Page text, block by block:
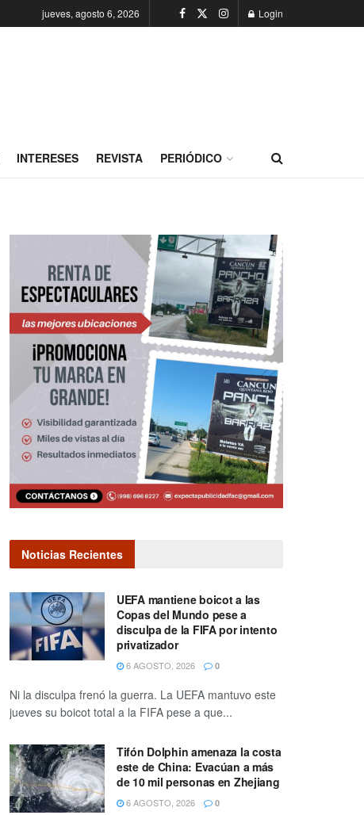
jueves, agosto 6, 2026 Login
INTERESES REVISTA PERIÓDICO
Noticias Recientes
UEFA mantiene boicot a las
Copas del Mundo pese a
disculpa de la FIFA por intento
privatizador
6 AGOSTO, 2026 0
Ni la disculpa frenó la guerra. La UEFA mantuvo este
jueves su boicot total a la FIFA pese a que...
Tifón Dolphin amenaza la costa
este de China: Evacúan a más
de 10 mil personas en Zhejiang
6 AGOSTO, 2026 0